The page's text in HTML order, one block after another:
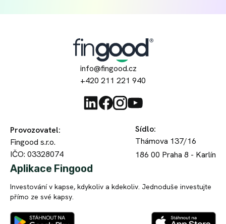
info@fingood.cz
+420 211 221 940
Provozovatel:
Fingood s.r.o.
IČO: 03328074
Sídlo:
Thámova 137/16
186 00 Praha 8 - Karlín
Aplikace Fingood
Investování v kapse, kdykoliv a kdekoliv. Jednoduše investujte
přímo ze své kapsy.